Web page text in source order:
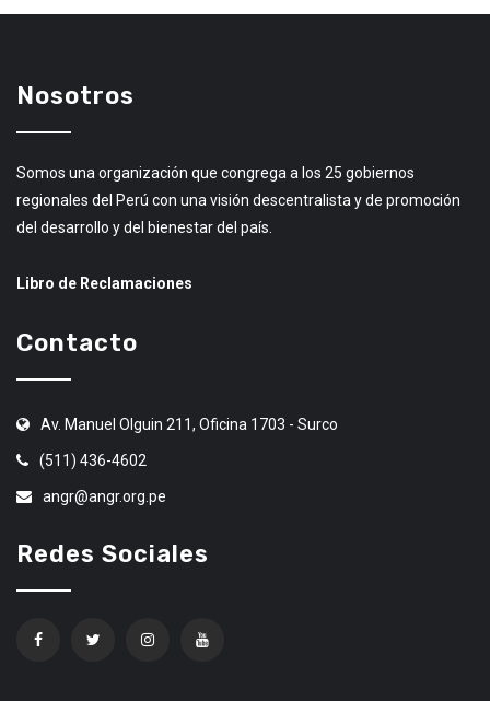
Nosotros
Somos una organización que congrega a los 25 gobiernos
regionales del Perú con una visión descentralista y de promoción
del desarrollo y del bienestar del país.
Libro de Reclamaciones
Contacto
Av. Manuel Olguin 211, Oficina 1703 - Surco
(511) 436-4602
angr@angr.org.pe
Redes Sociales